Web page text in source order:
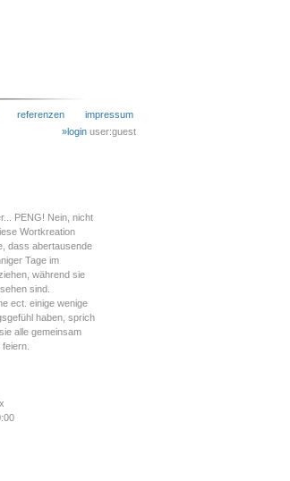
referenzen impressum
»login user:guest
PENG! Nein, nicht
Wortkreation
dass abertausende
Tage im
während sie
sind.
ect. einige wenige
haben, sprich
alle gemeinsam